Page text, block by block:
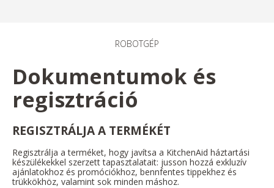
ROBOTGÉP
Dokumentumok és
regisztráció
REGISZTRÁLJA A TERMÉKÉT
Regisztrálja a terméket, hogy javítsa a KitchenAid háztartási
készülékekkel szerzett tapasztalatait: jusson hozzá exkluzív
ajánlatokhoz és promóciókhoz, bennfentes tippekhez és
trükkökhöz, valamint sok minden máshoz.